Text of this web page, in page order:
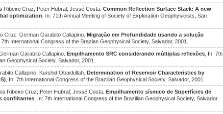
Ribeiro Cruz; Peter Hubral; Jessé Costa. Common Reflection Surface Stack: A new
optimization
, In: 71th Annual Meeting of Society of Exploration Geophysicists, San
Cruz; German Garabito Callapino. Migração em Profundidade usando a solução
7th International Congress of the Brazian Geophysical Society, Salvador, 2001.
Garabito Callapino. Empilhamento SRC considerando múltiplas reflexões , In: 7th
Geophysical Society, Salvador, 2001.
Callapino; Kurshid Obaidullah. Determination of Reservoir Characteristics by
, In: 7th International Congress of the Brazilian Geophysical Society, Salvador, 2001.
Ribeiro Cruz; Peter Hubral; Jessé Costa. Empilhamento sísmico de Superfícies de
conflitantes , In: 7th International Congress of the Brazilian Geophysical Society, Salvador,